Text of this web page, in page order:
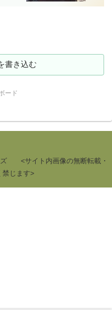
書き込む
ード
<サイト内画像の無断転載・
禁じます>